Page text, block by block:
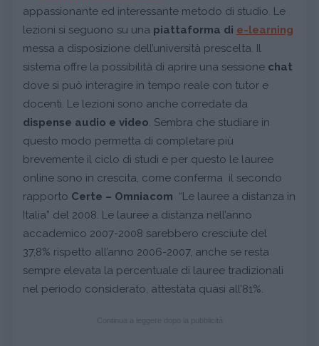
appassionante ed interessante metodo di studio. Le
lezioni si seguono su una piattaforma di e-learning
messa a disposizione dell’università prescelta. Il
sistema offre la possibilità di aprire una sessione chat
dove si può interagire in tempo reale con tutor e
docenti. Le lezioni sono anche corredate da
dispense audio e video. Sembra che studiare in
questo modo permetta di completare più
brevemente il ciclo di studi e per questo le lauree
online sono in crescita, come conferma il secondo
rapporto Certe – Omniacom “Le lauree a distanza in
Italia” del 2008. Le lauree a distanza nell’anno
accademico 2007-2008 sarebbero cresciute del
37,8% rispetto all’anno 2006-2007, anche se resta
sempre elevata la percentuale di lauree tradizionali
nel periodo considerato, attestata quasi all’81%.